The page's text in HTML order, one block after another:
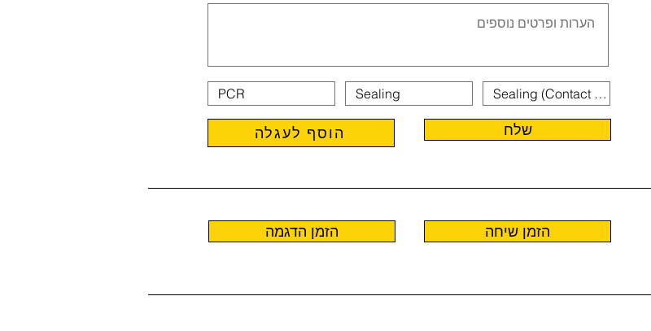
הוסף לעגלה שלח
הזמן הדגמה הזמן שיחה